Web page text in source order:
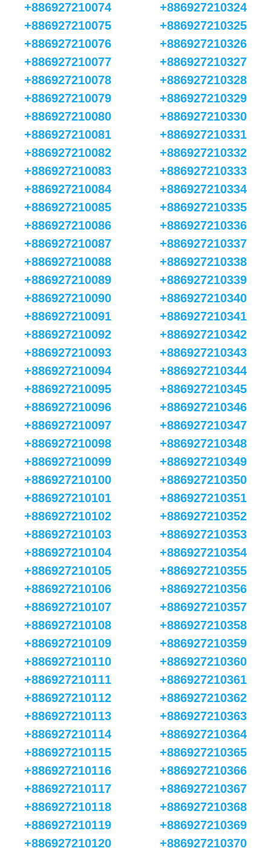
+886927210074
+886927210075
+886927210076
+886927210077
+886927210078
+886927210079
+886927210080
+886927210081
+886927210082
+886927210083
+886927210084
+886927210085
+886927210086
+886927210087
+886927210088
+886927210089
+886927210090
+886927210091
+886927210092
+886927210093
+886927210094
+886927210095
+886927210096
+886927210097
+886927210098
+886927210099
+886927210100
+886927210101
+886927210102
+886927210103
+886927210104
+886927210105
+886927210106
+886927210107
+886927210108
+886927210109
+886927210110
+886927210111
+886927210112
+886927210113
+886927210114
+886927210115
+886927210116
+886927210117
+886927210118
+886927210119
+886927210120
+886927210324
+886927210325
+886927210326
+886927210327
+886927210328
+886927210329
+886927210330
+886927210331
+886927210332
+886927210333
+886927210334
+886927210335
+886927210336
+886927210337
+886927210338
+886927210339
+886927210340
+886927210341
+886927210342
+886927210343
+886927210344
+886927210345
+886927210346
+886927210347
+886927210348
+886927210349
+886927210350
+886927210351
+886927210352
+886927210353
+886927210354
+886927210355
+886927210356
+886927210357
+886927210358
+886927210359
+886927210360
+886927210361
+886927210362
+886927210363
+886927210364
+886927210365
+886927210366
+886927210367
+886927210368
+886927210369
+886927210370